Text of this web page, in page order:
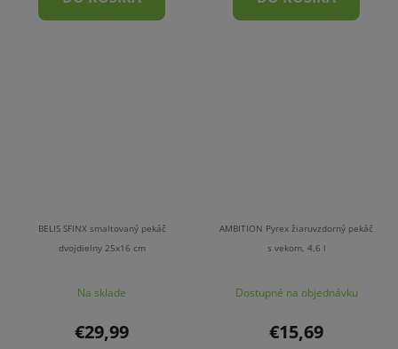
BELIS SFINX smaltovaný pekáč
dvojdielny 25x16 cm
Na sklade
€29,99
AMBITION Pyrex žiaruvzdorný pekáč
s vekom, 4,6 l
Dostupné na objednávku
€15,69